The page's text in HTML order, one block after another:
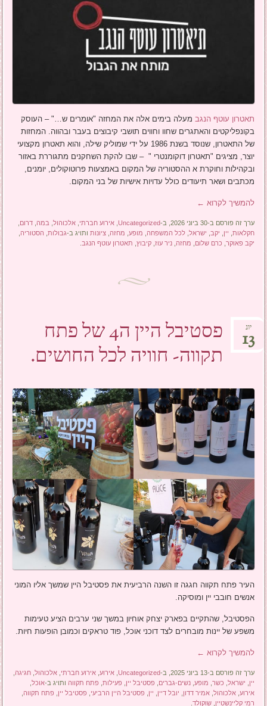
תאטרון עוטף הנגב מעלה בימים אלה את המחזה "אומרים ש…" – העוסק
בקונפליקטים והאתגרים שחוו וחווים תושבי קיבוצים בעבר ובהווה. המחזות
של התאטרון, שנוסד בשנת 1986 על ידי שמוליק שילה, והוא תאטרון מקצועי
יוצר, מציגים "תאטרון דוקומנטרי " – שבו להקת השחקנים מתגוררת באזור
ובקהילות וחוקרת א ההסטוריה של המקום באמצעות פרוטוקולים, יומנים,
מכתבים ושאר תיעודים כולל עדויות אישיות של בני המקום.
להמשיך לקרוא ←
ערך זה פורסם ב-30 ביוני 2026, ב- Uncategorized
,אירוע חברתי ,אלכוהול במה ,דרום
חקלאות יין יקב ישראל ,לכל המשפחה מופע מחזה ,ציונות ותויג ב-גבולות הסטוריה
יקב פאוקר כרם שלום מחזה ,ניר עוז ,קיבוץ תאטרון עוטף הנגב
פסטיבל היין ה4 של פתח
תקווה- חוויה לכל החושים.
יונ
13
העיר פתח תקווה חגגה זו השנה הרביעית את פסטיבל היין שמשך אליו המוני
אנשים חובבי יין ומוסיקה.
הפסטיבל, שהתקיים בפארק יצחק אוחיון במשך שני ערבים הציע טעימות
משפע של יינות מובחרים לצד דוכני אוכל, פוד טראקים וכמובן הופעות חיות.
להמשיך לקרוא ←
ערך זה פורסם ב-13 ביוני 2025, ב- Uncategorized
,אירוע ,אירוע חברתי ,אלכוהול ,חגיגה
יין
ישראל כשר מופע ,נשים-גברים פסטיבל יין פעילות פתח תקווה ותויג ב-אוכל
אירוע ,אלכוהול ,אמיר דדון יובל דיין יין פסטיבל היין הרביעי פסטיבל יין פתח תקווה
רמי קליינשטיין ,שוקולד